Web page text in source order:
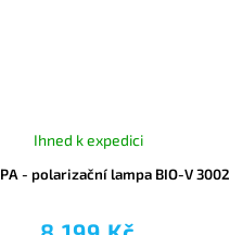
- polarizační lampa BIO-V 3002
Ihned k expedici